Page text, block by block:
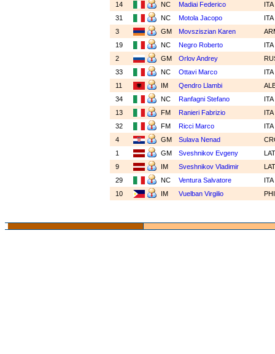
14
NC Madiai Federico
ITA
31
NC Motola Jacopo
ITA
3
GM Movsziszian Karen
19
NC Negro Roberto
ITA
2
GM Orlov Andrey
33
NC Ottavi Marco
ITA
11
IM Qendro Llambi
34
NC Ranfagni Stefano
ITA
13
FM Ranieri Fabrizio
ITA
32
FM Ricci Marco
ITA
4
GM Sulava Nenad
1
GM Sveshnikov Evgeny
9
IM Sveshnikov Vladimir
29
NC Ventura Salvatore
ITA
10
IM Vuelban Virgilio